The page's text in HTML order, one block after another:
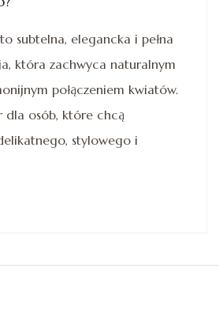
subtelna, elegancka i pełna
która zachwyca naturalnym
połączeniem kwiatów.
dla osób, które chcą
stylowego i